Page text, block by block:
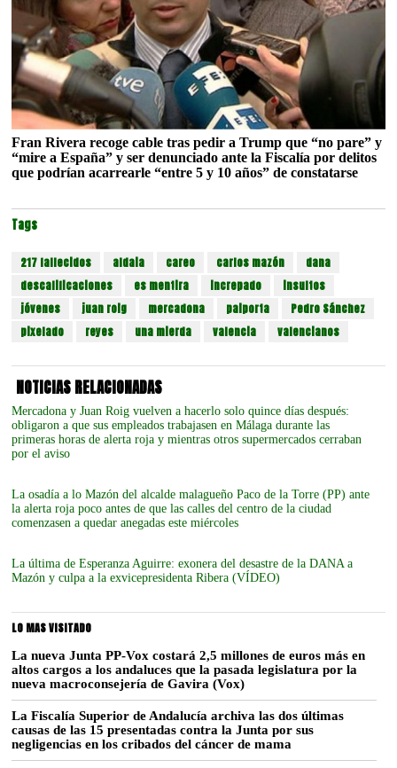
Fran Rivera recoge cable tras pedir a Trump que “no pare” y
“mire a España” y ser denunciado ante la Fiscalía por delitos
que podrían acarrearle “entre 5 y 10 años” de constatarse
Tags
217 fallecidos aldaia careo carlos mazón
dana
descalificaciones
es mentira increpado
insultos
jóvenes
juan roig mercadona paiporta
Pedro Sánchez
pixelado
reyes una mierda valencia valencianos
NOTICIAS RELACIONADAS
Mercadona y Juan Roig vuelven a hacerlo solo quince días después:
obligaron a que sus empleados trabajasen en Málaga durante las
primeras horas de alerta roja y mientras otros supermercados cerraban
por el aviso
La osadía a lo Mazón del alcalde malagueño Paco de la Torre (PP) ante
la alerta roja poco antes de que las calles del centro de la ciudad
comenzasen a quedar anegadas este miércoles
La última de Esperanza Aguirre: exonera del desastre de la DANA a
Mazón y culpa a la exvicepresidenta Ribera (VÍDEO)
LO MAS VISITADO
La nueva Junta PP-Vox costará 2,5 millones de euros más en
altos cargos a los andaluces que la pasada legislatura por la
nueva macroconsejería de Gavira (Vox)
La Fiscalía Superior de Andalucía archiva las dos últimas
causas de las 15 presentadas contra la Junta por sus
negligencias en los cribados del cáncer de mama